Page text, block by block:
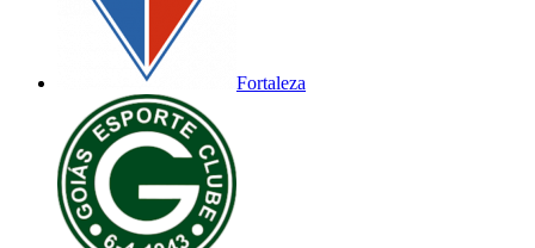
Fortaleza